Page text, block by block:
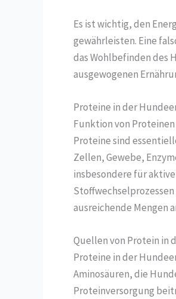
Es ist wichtig, den
gewährleisten. Eine
das Wohlbefinden des
ausgewogenen
Proteine in der
Funktion von
Proteine sind
Zellen, Gewebe,
insbesondere für
ausreichende Mengen
Quellen von Protein in
Proteine in der
Aminosäuren, die
Proteinversorgung